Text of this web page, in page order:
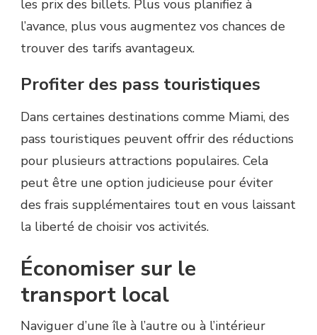
les prix des billets. Plus vous planifiez à
l’avance, plus vous augmentez vos chances de
trouver des tarifs avantageux.
Profiter des pass touristiques
Dans certaines destinations comme Miami, des
pass touristiques peuvent offrir des réductions
pour plusieurs attractions populaires. Cela
peut être une option judicieuse pour éviter
des frais supplémentaires tout en vous laissant
la liberté de choisir vos activités.
Économiser sur le
transport local
Naviguer d’une île à l’autre ou à l’intérieur